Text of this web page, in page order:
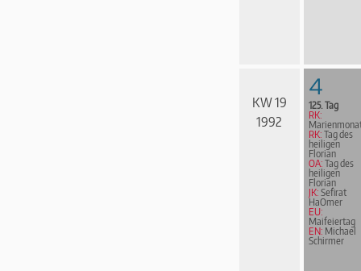
KW 19
1992
4
125. Tag
RK:
RK: Tag des
heiligen
Florian
OA: Tag des
heiligen
Florian
JK: Sefirat
HaOmer
EU:
Maifeiertag
EN: Michael
Schirmer